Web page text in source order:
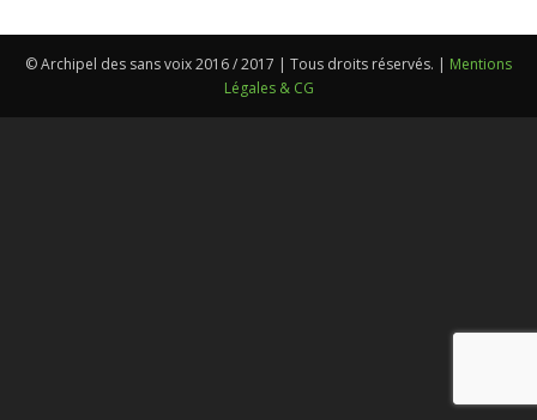
© Archipel des sans voix 2016 / 2017 | Tous droits réservés. | Mentions
Légales & CG